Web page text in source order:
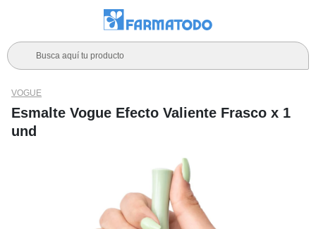
Busca aquí tu producto
VOGUE
Esmalte Vogue Efecto Valiente Frasco x 1
und